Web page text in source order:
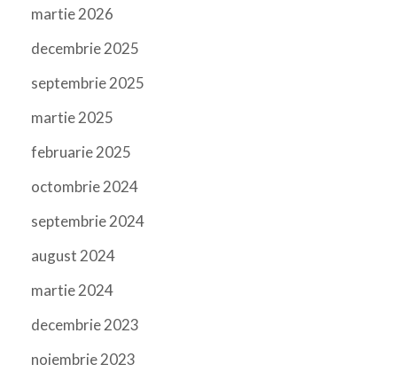
martie 2026
decembrie 2025
septembrie 2025
martie 2025
februarie 2025
octombrie 2024
septembrie 2024
august 2024
martie 2024
decembrie 2023
noiembrie 2023